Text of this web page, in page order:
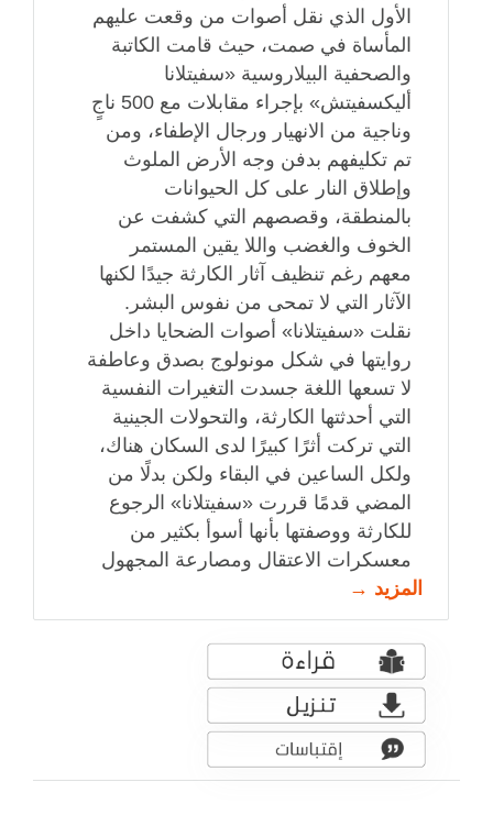
الأول الذي نقل أصوات من وقعت عليهم
المأساة في صمت، حيث قامت الكاتبة
والصحفية البيلاروسية «سفيتلانا
أليكسفيتش» بإجراء مقابلات مع 500 ناجٍ
وناجية من الانهيار ورجال الإطفاء، ومن
تم تكليفهم بدفن وجه الأرض الملوث
وإطلاق النار على كل الحيوانات
بالمنطقة، وقصصهم التي كشفت عن
الخوف والغضب واللا يقين المستمر
معهم رغم تنظيف آثار الكارثة جيدًا لكنها
الآثار التي لا تمحى من نفوس البشر.
نقلت «سفيتلانا» أصوات الضحايا داخل
روايتها في شكل مونولوج بصدق وعاطفة
لا تسعها اللغة جسدت التغيرات النفسية
التي أحدثتها الكارثة، والتحولات الجينية
التي تركت أثرًا كبيرًا لدى السكان هناك،
ولكل الساعين في البقاء ولكن بدلًا من
المضي قدمًا قررت «سفيتلانا» الرجوع
للكارثة ووصفتها بأنها أسوأ بكثير من
معسكرات الاعتقال ومصارعة المجهول
المزيد →